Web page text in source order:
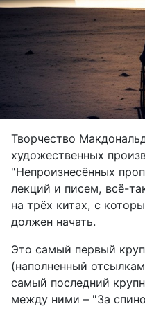
Творчество
художественных
"Непроизнесённых
лекций и писем, всё-
на трёх китах, с
должен начать.
Это самый первый
(наполненный
самый последний
между ними – "За